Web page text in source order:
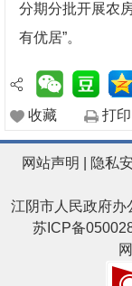
分期分批开展农
有优居”。
收藏 打印
网站声明 隐私
江阴市人民政府
苏ICP备